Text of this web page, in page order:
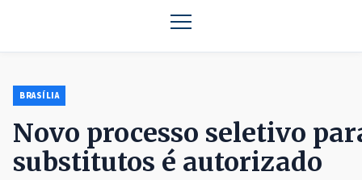
BRASÍLIA
Novo processo seletivo
substitutos é autorizado